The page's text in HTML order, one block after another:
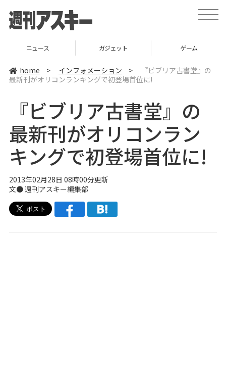
t
o
v
ニュース ガジェット ゲーム
home > インフォメーション >
『ビブリア古書堂』の
最新刊がオリコンランキングで初登場首位に!
『ビブリア古書堂』の
最新刊がオリコンラン
キングで初登場首位に!
2013年02月28日 08時00分更新
文●週刊アスキー編集部